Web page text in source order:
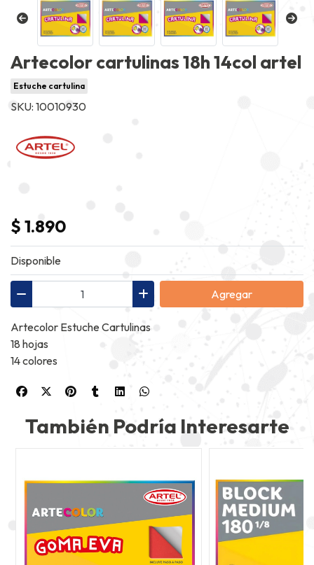
Artecolor cartulinas 18h 14col artel
Estuche cartulina
SKU: 10010930
$ 1.890
Disponible
Agregar
Artecolor Estuche Cartulinas
18 hojas
14 colores
También Podría Interesarte